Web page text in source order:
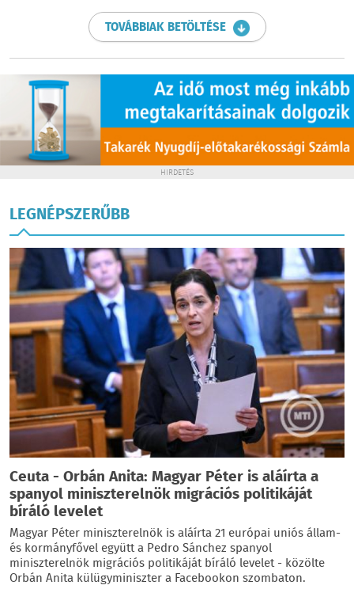
TOVÁBBIAK BETÖLTÉSE
HIRDETÉS
LEGNÉPSZERŰBB
Ceuta - Orbán Anita: Magyar Péter is aláírta a
spanyol miniszterelnök migrációs politikáját
bíráló levelet
Magyar Péter miniszterelnök is aláírta 21 európai uniós állam-
és kormányfővel együtt a Pedro Sánchez spanyol
miniszterelnök migrációs politikáját bíráló levelet - közölte
Orbán Anita külügyminiszter a Facebookon szombaton.